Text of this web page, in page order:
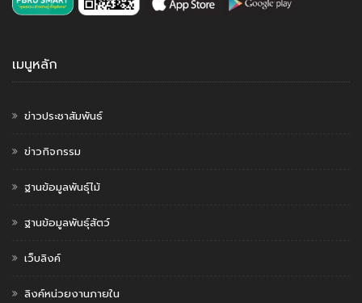
เมนูหลัก
ข่าวประชาสัมพันธ์
ข่าวกิจกรรม
ฐานข้อมูลพันธุ์ไม้
ฐานข้อมูลพันธุ์สัตว์
เว็บลิงค์
ลิงค์หน่วยงานภายใน